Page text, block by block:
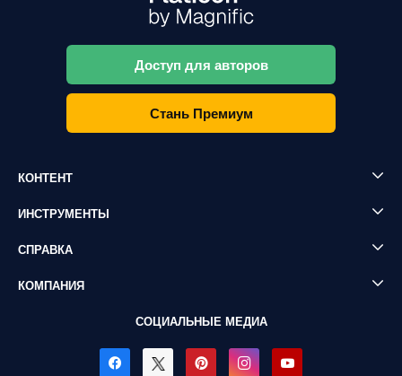
Доступ для авторов
Стань Премиум
КОНТЕНТ
ИНСТРУМЕНТЫ
СПРАВКА
КОМПАНИЯ
СОЦИАЛЬНЫЕ МЕДИА